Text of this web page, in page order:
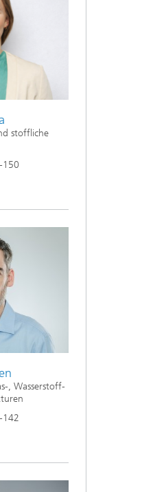
stoffliche
150
, Wasserstoff-
142